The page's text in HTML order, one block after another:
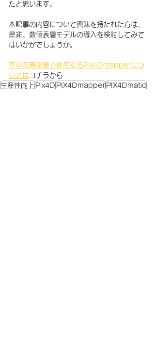
たと思います。
本記事の内容について興味を持たれた方は、
是非、数値表層モデルの導入を検討してみて
はいかがでしょうか。
空中写真測量で使用するPix4Dmapperにつ
いてはコチラから
生産性向上 Pix4D PIX4Dmapper PIX4Dmatic